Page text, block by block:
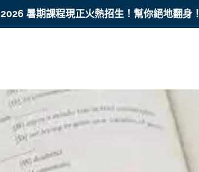
2026 暑期課程現正火熱招生！ 幫你絕地翻身！
學博專欄